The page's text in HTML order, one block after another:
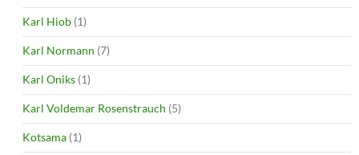
Karl Hiob (1)
Karl Normann (7)
Karl Oniks (1)
Karl Voldemar Rosenstrauch (5)
Kotsama (1)